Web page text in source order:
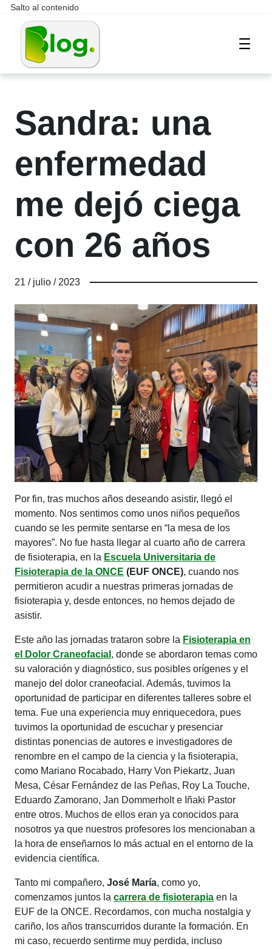
Salto al contenido
Sandra: una
enfermedad
me dejó ciega
con 26 años
21 / julio / 2023
Por fin, tras muchos años deseando asistir, llegó el
momento. Nos sentimos como unos niños pequeños
cuando se les permite sentarse en “la mesa de los
mayores”. No fue hasta llegar al cuarto año de carrera
de fisioterapia, en la Escuela Universitaria de
Fisioterapia de la ONCE (EUF ONCE), cuando nos
permitieron acudir a nuestras primeras jornadas de
fisioterapia y, desde entonces, no hemos dejado de
asistir.
Este año las jornadas trataron sobre la Fisioterapia en
el Dolor Craneofacial , donde se abordaron temas como
su valoración y diagnóstico, sus posibles orígenes y el
manejo del dolor craneofacial. Además, tuvimos la
oportunidad de participar en diferentes talleres sobre el
tema. Fue una experiencia muy enriquecedora, pues
tuvimos la oportunidad de escuchar y presenciar
distintas ponencias de autores e investigadores de
renombre en el campo de la ciencia y la fisioterapia,
como Mariano Rocabado, Harry Von Piekartz, Juan
Mesa, César Fernández de las Peñas, Roy La Touche,
Eduardo Zamorano, Jan Dommerholt e Iñaki Pastor
entre otros. Muchos de ellos eran ya conocidos para
nosotros ya que nuestros profesores los mencionaban a
la hora de enseñarnos lo más actual en el entorno de la
evidencia científica.
Tanto mi compañero, José María, como yo,
comenzamos juntos la carrera de fisioterapia en la
EUF de la ONCE. Recordamos, con mucha nostalgia y
cariño, los años transcurridos durante la formación. En
mi caso, recuerdo sentirme muy perdida, incluso